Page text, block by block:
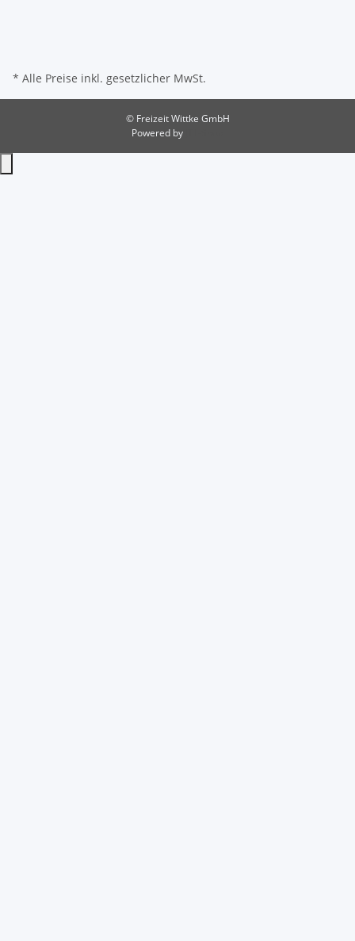
* Alle Preise inkl. gesetzlicher MwSt.
© Freizeit Wittke GmbH
Powered by